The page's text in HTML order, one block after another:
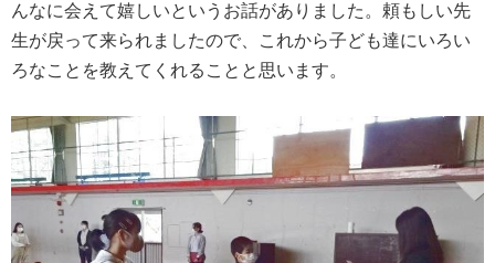
んなに会えて嬉しいというお話がありました。頼もしい先
生が戻って来られましたので、これから子ども達にいろい
ろなことを教えてくれることと思います。